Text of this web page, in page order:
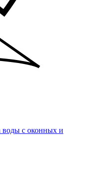
воды с оконных и